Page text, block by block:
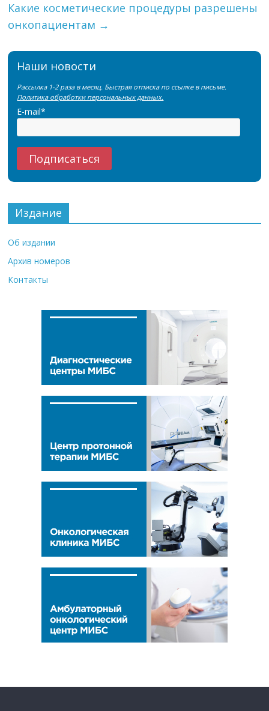
Какие косметические процедуры разрешены
онкопациентам →
Наши новости
Рассылка 1-2 раза в месяц. Быстрая отписка по ссылке в письме.
Политика обработки персональных данных.
E-mail*
Издание
Об издании
Архив номеров
Контакты